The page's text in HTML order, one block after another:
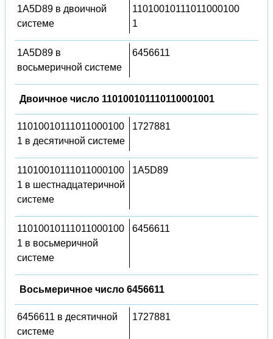
1A5D89 в двоичной
системе
11010010111011000100
1
1A5D89 в
восьмеричной системе
6456611
Двоичное число 110100101110110001001
11010010111011000100
1 в десятичной системе
1727881
11010010111011000100
1 в шестнадцатеричной
системе
1A5D89
11010010111011000100
1 в восьмеричной
системе
6456611
Восьмеричное число 6456611
6456611 в десятичной
системе
1727881